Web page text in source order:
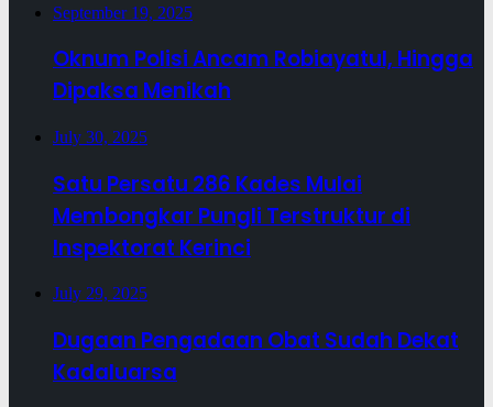
September 19, 2025
Oknum Polisi Ancam Robiayatul, Hingga
Dipaksa Menikah
July 30, 2025
Satu Persatu 286 Kades Mulai
Membongkar Pungli Terstruktur di
Inspektorat Kerinci
July 29, 2025
Dugaan Pengadaan Obat Sudah Dekat
Kadaluarsa